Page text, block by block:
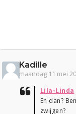
Kadille
maandag 11 mei
Lila-Linda
En dan?
zwijgen?